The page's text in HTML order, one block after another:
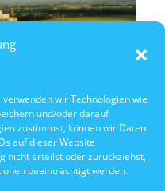
wir Technologien wie
und/oder darauf
zustimmst, können wir Daten
auf dieser Website
nicht erteilst oder zurückziehst,
beeinträchtigt werden.